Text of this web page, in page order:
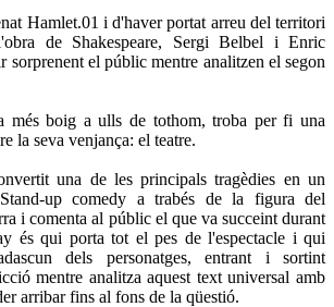
Hamlet.01 i d'haver portat arreu del territori
de Shakespeare, Sergi Belbel i Enric
sorprenent el públic mentre analitzen el segon
més boig a ulls de tothom, troba per fi una
la seva venjança: el teatre.
una de les principals tragèdies en un
up comedy a trabés de la figura del
i comenta al públic el que va succeint durant
és qui porta tot el pes de l'espectacle i qui
dels personatges, entrant i sortint
mentre analitza aquest text universal amb
arribar fins al fons de la qüestió.